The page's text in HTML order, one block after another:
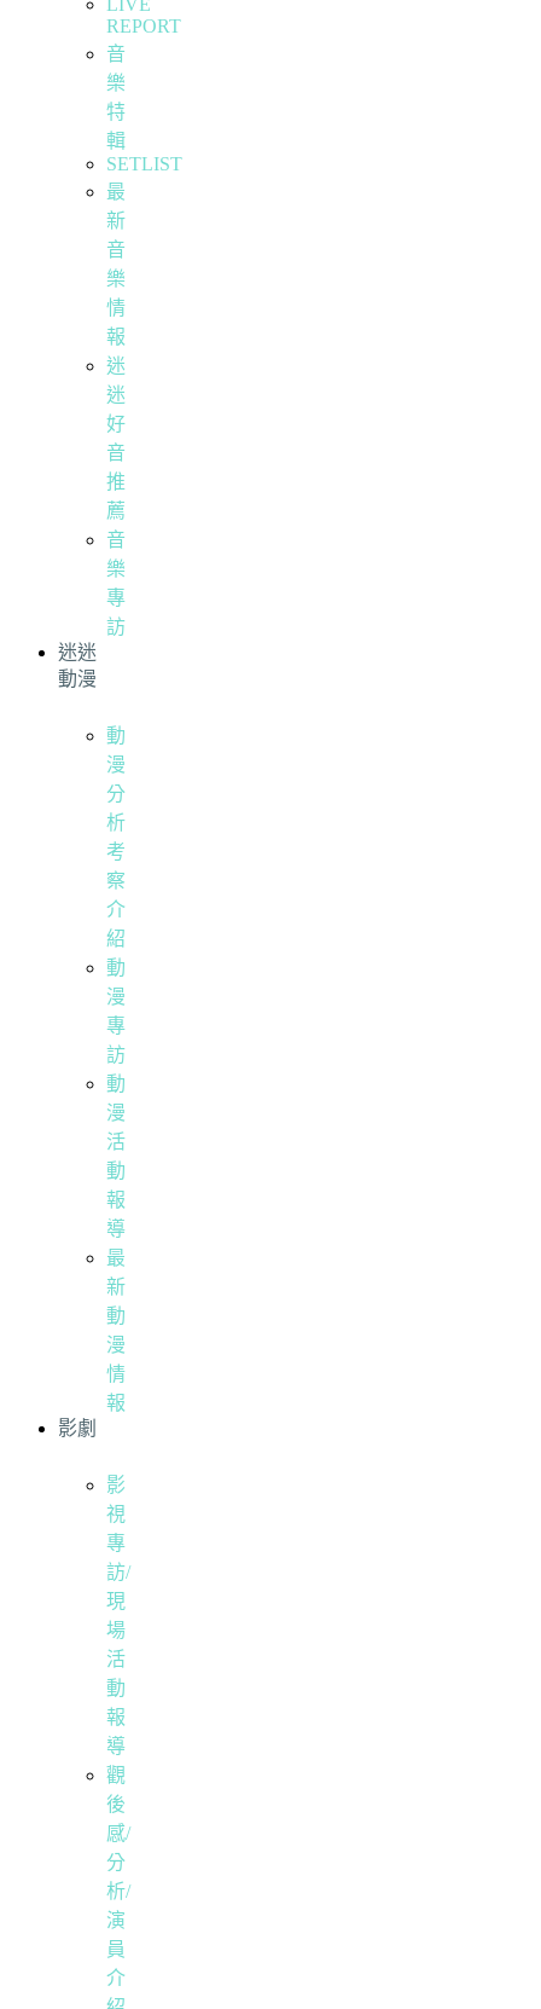
LIVE
REPORT
音
樂
特
輯
SETLIST
最
新
音
樂
情
報
迷
迷
好
音
推
薦
音
樂
專
訪
迷迷
動漫
動
漫
分
析
考
察
介
紹
動
漫
專
訪
動
漫
活
動
報
導
最
新
動
漫
情
報
影劇
影
視
專
訪/
現
場
活
動
報
導
觀
後
感/
分
析/
演
員
介